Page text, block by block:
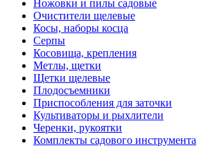
Ножовки и пилы садовые
Очистители щелевые
Косы, наборы косца
Серпы
Косовища, крепления
Метлы, щетки
Щетки щелевые
Плодосъемники
Приспособления для заточки
Культиваторы и рыхлители
Черенки, рукоятки
Комплекты садового инструмента